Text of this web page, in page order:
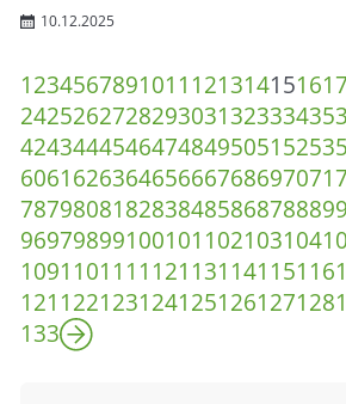
10.12.2025
1234567891011 121314151617
242526272829303132333435
424344454647484950515253
606162636465666768697071
787980818283848586878889
96979899100101 102103104
109110111 112113114115116
121 122123124125126127128
133